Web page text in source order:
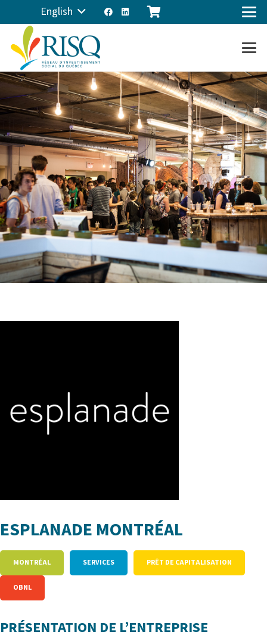
English
ESPLANADE MONTRÉAL
MONTRÉAL SERVICES PRÊT DE CAPITALISATION
OBNL
PRÉSENTATION DE L’ENTREPRISE